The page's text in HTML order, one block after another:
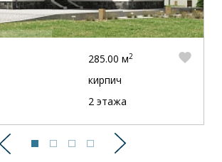
Предыдущий Следующий
285.00 м2
кирпич
2 этажа